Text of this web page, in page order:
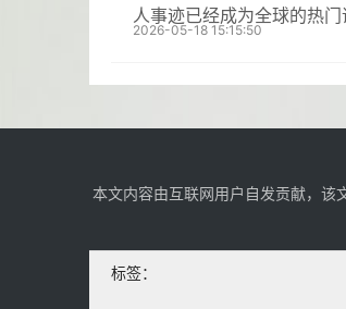
标签：
人事迹已经成为全球的热
2026-05-18 15:15:50
本文内容由互联网用户自发贡献，该